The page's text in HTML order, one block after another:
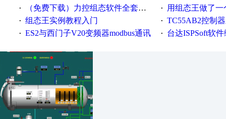
· （免费下载）力控组态软件全套视频教程（加文档） · 用组态王做了一个监
· 组态王实例教程入门 · TC55AB2控制
· ES2与西门子V20变频器modbus通讯 · 台达ISPSoft软件编